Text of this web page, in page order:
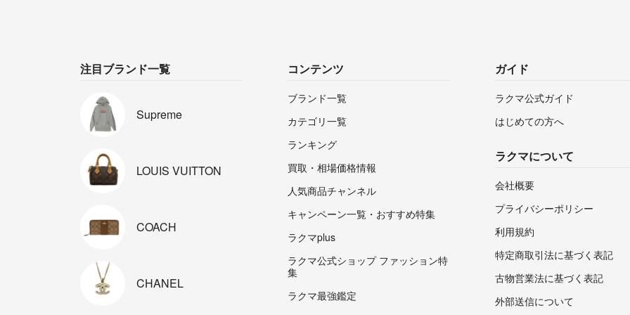
注目ブランド一覧
Supreme
LOUIS VUITTON
COACH
CHANEL
コンテンツ
ブランド一覧
カテゴリ一覧
ランキング
買取・相場価格情報
人気商品チャンネル
キャンペーン一覧・おすすめ特集
ラクマplus
ラクマ公式ショップ ファッション特
集
ラクマ最強鑑定
ガイド
ラクマ公式ガイド
はじめての方へ
ラクマについて
会社概要
プライバシーポリシー
利用規約
特定商取引法に基づく表記
古物営業法に基づく表記
外部送信について